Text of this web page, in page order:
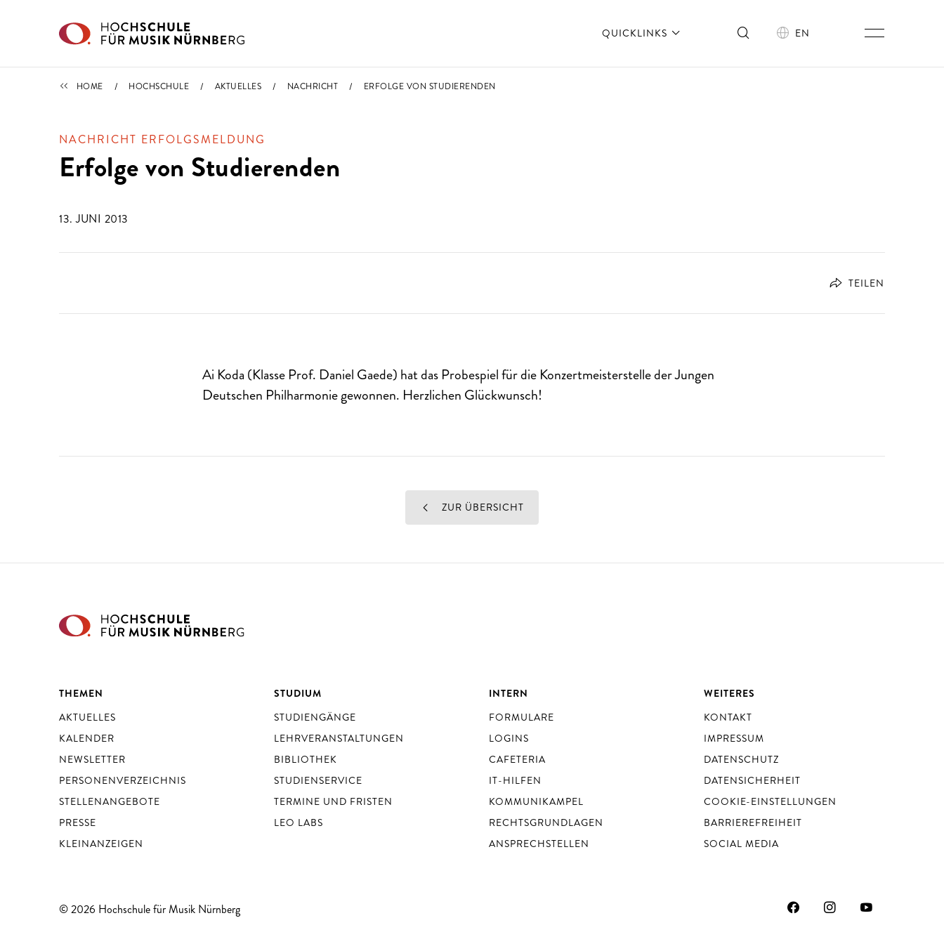
QUICKLINKS EN
IMPORTIERT
HOME HOCHSCHULE AKTUELLES NACHRICHT ERFOLGE VON STUDIERENDEN
NACHRICHT ERFOLGSMELDUNG
Erfolge von Studierenden
13. JUNI 2013
TEILEN
Ai Koda (Klasse Prof. Daniel Gaede) hat das Probespiel für die Konzertmeisterstelle der Jungen
Deutschen Philharmonie gewonnen. Herzlichen Glückwunsch!
ZUR ÜBERSICHT
THEMEN
AKTUELLES
KALENDER
NEWSLETTER
PERSONENVERZEICHNIS
STELLENANGEBOTE
PRESSE
KLEINANZEIGEN
STUDIUM
STUDIENGÄNGE
LEHRVERANSTALTUNGEN
BIBLIOTHEK
STUDIENSERVICE
TERMINE UND FRISTEN
LEO LABS
INTERN
FORMULARE
LOGINS
CAFETERIA
IT-HILFEN
KOMMUNIKAMPEL
RECHTSGRUNDLAGEN
ANSPRECHSTELLEN
WEITERES
KONTAKT
IMPRESSUM
DATENSCHUTZ
DATENSICHERHEIT
COOKIE-EINSTELLUNGEN
BARRIEREFREIHEIT
SOCIAL MEDIA
© 2026 Hochschule für Musik Nürnberg